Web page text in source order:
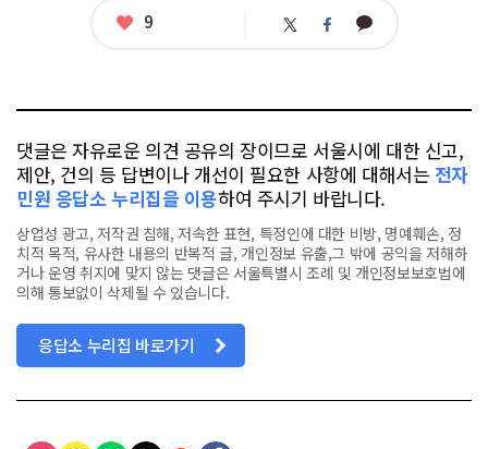
좋
9 트 페 카
댓글은 자유로운 의견 공유의 장이므로 서울시에 대한 신고,
제안, 건의 등 답변이나 개선이 필요한 사항에 대해서는 전자
민원 응답소 누리집을 이용하여 주시기 바랍니다.
상업성 광고, 저작권 침해, 저속한 표현, 특정인에 대한 비방, 명예훼손, 정
치적 목적, 유사한 내용의 반복적 글, 개인정보 유출,그 밖에 공익을 저해하
거나 운영 취지에 맞지 않는 댓글은 서울특별시 조례 및 개인정보보호법에
의해 통보없이 삭제될 수 있습니다.
응답소 누리집 바로가기